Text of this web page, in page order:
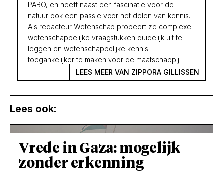
PABO, en heeft naast een fascinatie voor de
natuur ook een passie voor het delen van kennis.
Als redacteur Wetenschap probeert ze complexe
wetenschappelijke vraagstukken duidelijk uit te
leggen en wetenschappelijke kennis
toegankelijker te maken voor de maatschappij.
LEES MEER VAN ZIPPORA GILLISSEN
Lees ook:
Vrede in Gaza: mogelijk
zonder erkenning